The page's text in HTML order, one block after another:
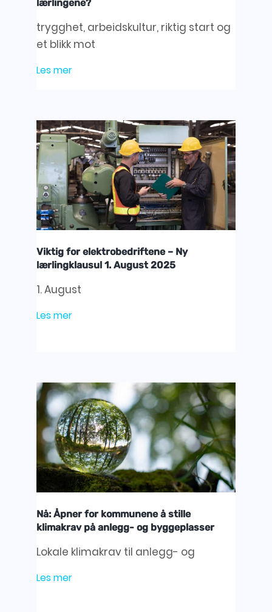
lærlingene?
trygghet, arbeidskultur, riktig start og
et blikk mot
Les mer
Viktig for elektrobedriftene – Ny
lærlingklausul 1. August 2025
1. August
Les mer
Nå: Åpner for kommunene å stille
klimakrav på anlegg- og byggeplasser
Lokale klimakrav til anlegg- og
Les mer